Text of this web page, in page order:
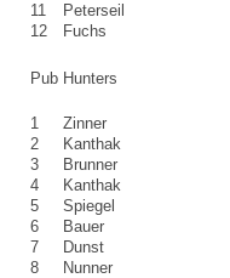
11
Peterseil
12
Fuchs
Pub Hunters
1 Zinner
2
Kanthak
3
Brunner
4
Kanthak
5
Spiegel
6
Bauer
7
Dunst
8
Nunner